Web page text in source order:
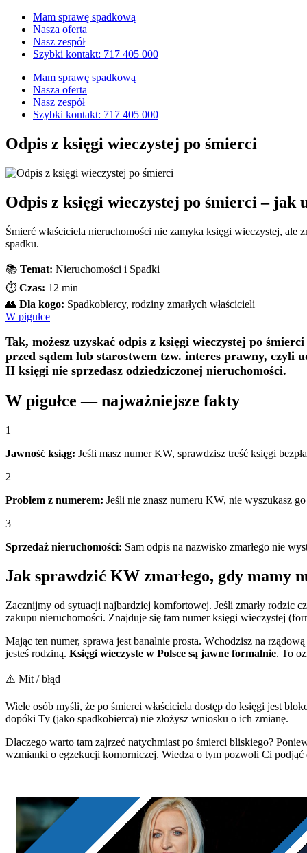
Przejdź
treści
Mam sprawę spadkową
Nasza oferta
Nasz zespół
Szybki kontakt: 717 405 000
Mam sprawę spadkową
Nasza oferta
Nasz zespół
Szybki kontakt: 717 405 000
Odpis z księgi wieczystej po śmierci
Odpis z księgi wieczystej po śmierci – jak
Śmierć właściciela nieruchomości nie zamyka księgi wieczystej,
spadku.
📚 Temat: Nieruchomości i Spadki
⏱️ Czas: 12 min
👥 Dla kogo: Spadkobiercy, rodziny zmarłych właścicieli
W pigułce
Tak, możesz uzyskać odpis z księgi wieczystej po
przed sądem lub starostwem tzw. interes prawny, czyli
II księgi nie sprzedasz odziedziczonej nieruchomości.
W pigułce — najważniejsze fakty
1
Jawność ksiąg: Jeśli masz numer KW, sprawdzisz treść księgi
2
Problem z numerem: Jeśli nie znasz numeru KW, nie wyszukasz
3
Sprzedaż nieruchomości: Sam odpis na nazwisko zmarłego nie
Jak sprawdzić KW zmarłego, gdy mamy
Zacznijmy od sytuacji najbardziej komfortowej. Jeśli zmarły rodzic
zakupu nieruchomości. Znajduje się tam numer księgi wieczystej
Mając ten numer, sprawa jest banalnie prosta. Wchodzisz na
jesteś rodziną. Księgi wieczyste w Polsce są jawne formalnie. To
⚠️ Mit / błąd
Wiele osób myśli, że po śmierci właściciela dostęp do księgi jest
dopóki Ty (jako spadkobierca) nie złożysz wniosku o ich zmianę.
Dlaczego warto tam zajrzeć natychmiast po śmierci bliskiego?
wzmianki o egzekucji komorniczej. Wiedza o tym pozwoli Ci